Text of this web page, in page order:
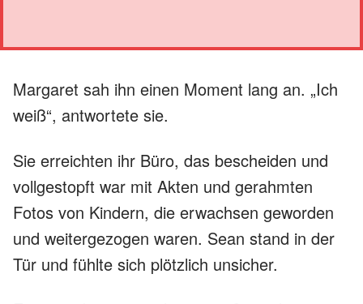
Margaret sah ihn einen Moment lang an. „Ich
weiß“, antwortete sie.
Sie erreichten ihr Büro, das bescheiden und
vollgestopft war mit Akten und gerahmten
Fotos von Kindern, die erwachsen geworden
und weitergezogen waren. Sean stand in der
Tür und fühlte sich plötzlich unsicher.